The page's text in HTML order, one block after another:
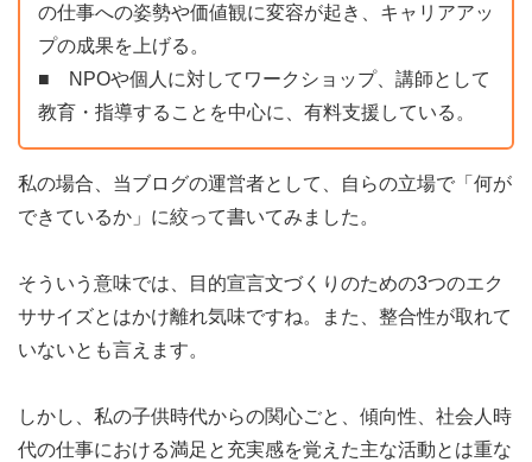
の仕事への姿勢や価値観に変容が起き、キャリアアッ
プの成果を上げる。
■ NPOや個人に対してワークショップ、講師として
教育・指導することを中心に、有料支援している。
私の場合、当ブログの運営者として、自らの立場で「何が
できているか」に絞って書いてみました。
そういう意味では、目的宣言文づくりのための3つのエク
ササイズとはかけ離れ気味ですね。また、整合性が取れて
いないとも言えます。
しかし、私の子供時代からの関心ごと、傾向性、社会人時
代の仕事における満足と充実感を覚えた主な活動とは重な